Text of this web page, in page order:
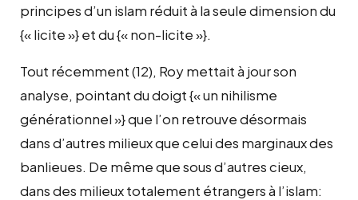
principes d’un islam réduit à la seule dimension du
{« licite »} et du {« non-licite »}.
Tout récemment (12), Roy mettait à jour son
analyse, pointant du doigt {« un nihilisme
générationnel »} que l’on retrouve désormais
dans d’autres milieux que celui des marginaux des
banlieues. De même que sous d’autres cieux,
dans des milieux totalement étrangers à l’islam: